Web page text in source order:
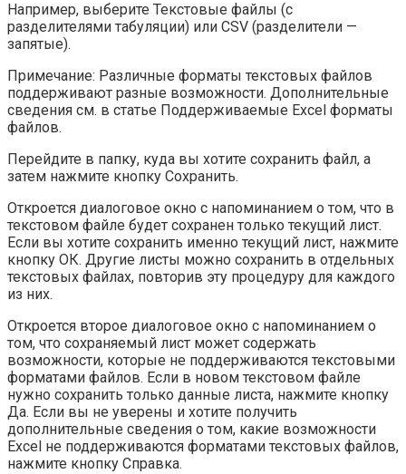
Например, выберите Текстовые файлы (с
разделителями табуляции) или CSV (разделители —
запятые).
Примечание: Различные форматы текстовых файлов
поддерживают разные возможности. Дополнительные
сведения см. в статье Поддерживаемые Excel форматы
файлов.
Перейдите в папку, куда вы хотите сохранить файл, а
затем нажмите кнопку Сохранить.
Откроется диалоговое окно с напоминанием о том, что в
текстовом файле будет сохранен только текущий лист.
Если вы хотите сохранить именно текущий лист, нажмите
кнопку ОК. Другие листы можно сохранить в отдельных
текстовых файлах, повторив эту процедуру для каждого
из них.
Откроется второе диалоговое окно с напоминанием о
том, что сохраняемый лист может содержать
возможности, которые не поддерживаются текстовыми
форматами файлов. Если в новом текстовом файле
нужно сохранить только данные листа, нажмите кнопку
Да. Если вы не уверены и хотите получить
дополнительные сведения о том, какие возможности
Excel не поддерживаются форматами текстовых файлов,
нажмите кнопку Справка.